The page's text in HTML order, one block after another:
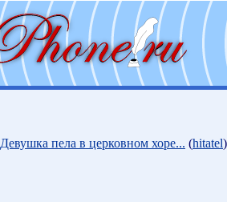
Девушка пела в церковном хоре... (hitatel